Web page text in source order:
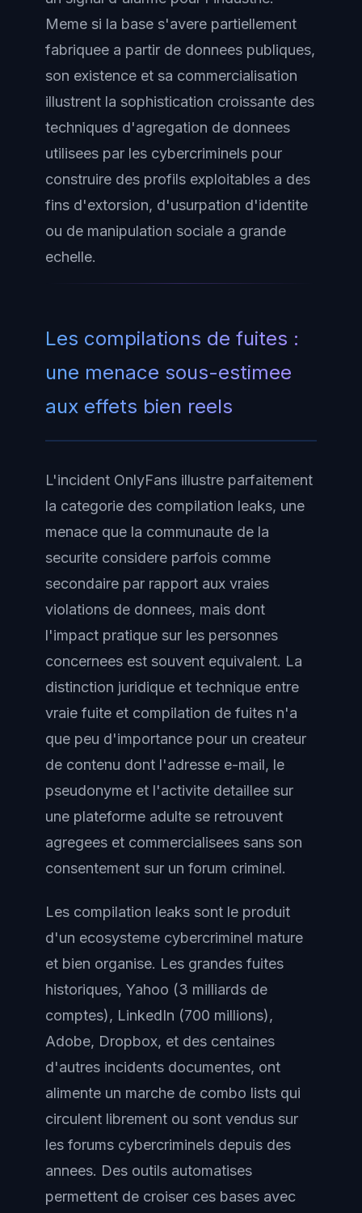
Meme si la base s'avere partiellement
fabriquee a partir de donnees publiques,
son existence et sa commercialisation
illustrent la sophistication croissante des
techniques d'agregation de donnees
utilisees par les cybercriminels pour
construire des profils exploitables a des
fins d'extorsion, d'usurpation d'identite
ou de manipulation sociale a grande
echelle.
Les compilations de fuites :
une menace sous-estimee
aux effets bien reels
L'incident OnlyFans illustre parfaitement
la categorie des compilation leaks, une
menace que la communaute de la
securite considere parfois comme
secondaire par rapport aux vraies
violations de donnees, mais dont
l'impact pratique sur les personnes
concernees est souvent equivalent. La
distinction juridique et technique entre
vraie fuite et compilation de fuites n'a
que peu d'importance pour un createur
de contenu dont l'adresse e-mail, le
pseudonyme et l'activite detaillee sur
une plateforme adulte se retrouvent
agregees et commercialisees sans son
consentement sur un forum criminel.
Les compilation leaks sont le produit
d'un ecosysteme cybercriminel mature
et bien organise. Les grandes fuites
historiques, Yahoo (3 milliards de
comptes), LinkedIn (700 millions),
Adobe, Dropbox, et des centaines
d'autres incidents documentes, ont
alimente un marche de combo lists qui
circulent librement ou sont vendus sur
les forums cybercriminels depuis des
annees. Des outils automatises
permettent de croiser ces bases avec